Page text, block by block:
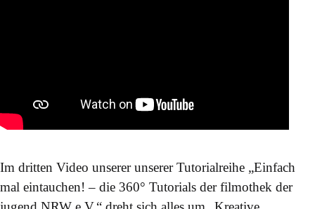
Im dritten Video unserer unserer Tutorialreihe „Einfach
mal eintauchen! – die 360° Tutorials der filmothek der